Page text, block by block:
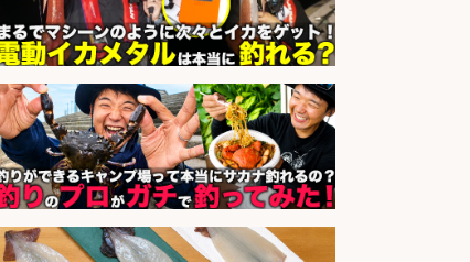
福岡/未経験歓迎「ルート営業」/釣
会社名 広松久水産株式会社
sponsored by 求人ボックス
和食, 日本料理・懐石料理/店長・店
長候補/ライブ感が満載!魚の価値を